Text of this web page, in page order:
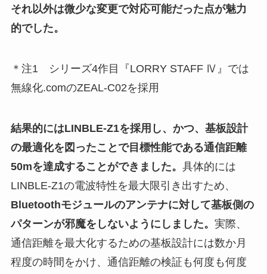
それ以外は微少な変更で対応可能だった点が魅力
的でした。
＊注1 シリーズ4作目『LORRY STAFF Ⅳ』では
無線化.comのZEAL-C02を採用
結果的にはLINBLE-Z1を採用し、かつ、基板設計
の最適化を図ったことで目標性能である通信距離
50mを達成することができました。 具体的には
LINBLE-Z1の電波特性を最大限引き出すため、
Bluetoothモジュールのアンテナに対して基板側の
パターンが邪魔をしないようにしました。 実際、
通信距離を最大化するための基板設計には数か月
程度の時間をかけ、通信距離の検証も何度も何度